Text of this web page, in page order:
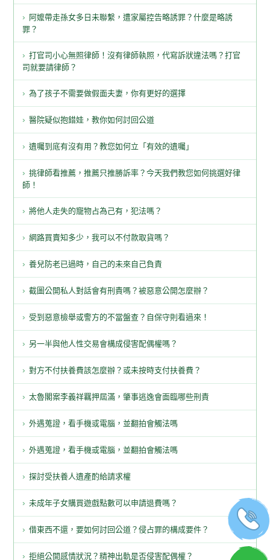
阿嬤帶走孫女多日未聯繫，遭家屬控告略誘罪？什麼是略誘
罪？
打官司小心無照律師！沒有律師執照，代寫訴狀違法嗎？打官
司就要請律師？
為了孩子不需要做假面夫妻，你有更好的選擇
醫院疑似抱錯娃，教你如何討回公道
遺囑到底有沒有用？教您如何立「有效的遺囑」
挑律師看推薦，推薦只推勝訴率？今天我們教您如何挑選好律
師！
將他人走失的寵物占為己有，犯法嗎？
網路買賣知多少，我可以不付款取貨嗎？
養兒防老已過時，自己的未來自己負責
截圖公開私人對話會有刑責嗎？被惡意公開怎麼辦？
受到惡意檢舉或警方的不當盤查？自保守則看過來！
另一半與他人性交易會構成侵害配偶權嗎？
對方不付扶養費該怎麼辦？或未按時支付扶養費？
太魯閣案李義祥羈押屆滿，肇事逃逸會面臨哪些刑責
外遇蒐證，看手機或電腦，並翻拍會觸法嗎
外遇蒐證，看手機或電腦，並翻拍會觸法嗎
探討受扶養人遺產酌給請求權
未成年子女購買遊戲點數可以申請退費嗎？
借東西不還，要如何討回公道？侵占罪的構成要件？
拒絕公開感情狀況？精神出軌是否侵害配偶權？